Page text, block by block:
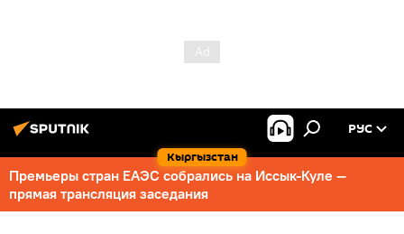
Кыргызстан
РУС
Премьеры стран ЕАЭС собрались на Иссык-Куле —
прямая трансляция заседания